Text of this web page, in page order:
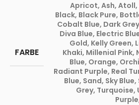
FARBE
Apricot, Ash, Atoll,
Black, Black Pure,
Cobalt Blue, Dark Grey
Diva Blue, Electric
Gold, Kelly Green,
Khaki, Millenial Pink,
Blue, Orange,
Radiant Purple, Real
Blue, Sand, Sky Blue,
Grey, Turquoise,
Purple